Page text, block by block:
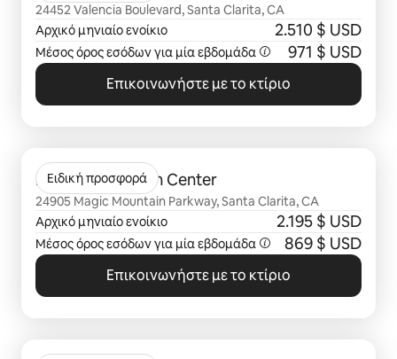
24452 Valencia Boulevard, Santa Clarita, CA
Αρχικό μηνιαίο ενοίκιο
2.510 $ USD
Μέσος όρος εσόδων για μίαεβδομάδα 971 $ USD
Επικοινωνήστε με το κτίριο
Ειδική προσφορά
Promenade Town Center
24905 Magic Mountain Parkway, Santa Clarita, CA
Αρχικό μηνιαίο ενοίκιο
2.195 $ USD
Μέσος όρος εσόδων για μίαεβδομάδα 869 $ USD
Επικοινωνήστε με το κτίριο